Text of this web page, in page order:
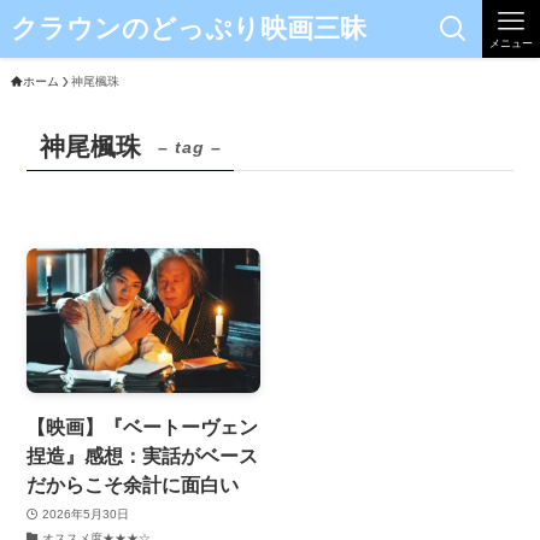
クラウンのどっぷり映画三昧 メニュー
ホーム 神尾楓珠
神尾楓珠 – tag –
【映画】『ベートーヴェン
捏造』感想：実話がベース
だからこそ余計に面白い
2026年5月30日